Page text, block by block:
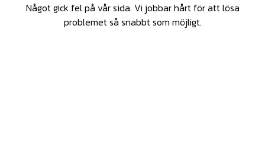
Något gick fel på vår sida. Vi jobbar hårt för att lösa
problemet så snabbt som möjligt.